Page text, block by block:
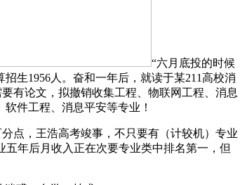
“六月底投的时候
生1956人。奋和一年后，就读于某211高校消
有论文，拟撤销收集工程、物联网工程、消息
件工程、消息平安等专业！
点，王浩高考竣事，不只要有（计较机）专业
年后月收入正在次要专业类中排名第一，但